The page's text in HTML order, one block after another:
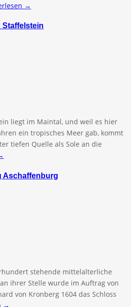
→
Staffelstein
liegt im Maintal, und weil es hier
ein tropisches Meer gab, kommt
tiefen Quelle als Sole an die
Aschaffenburg
stehende mittelalterliche
ihrer Stelle wurde im Auftrag von
von Kronberg 1604 das Schloss